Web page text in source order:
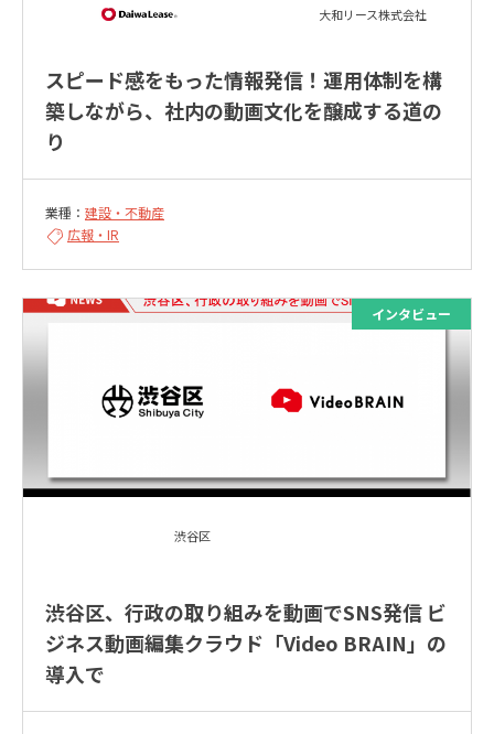
大和リース株式会社
スピード感をもった情報発信！運用体制を構
築しながら、社内の動画文化を醸成する道の
り
業種： 建設・不動産
広報・IR
渋谷区
渋谷区、行政の取り組みを動画でSNS発信 ビ
ジネス動画編集クラウド「Video BRAIN」の
導入で